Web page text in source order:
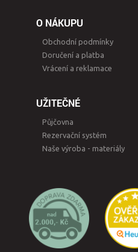
O NÁKUPU
Obchodní podmínky
Doručení a platba
Vrácení a reklamace
UŽITEČNÉ
Půjčovna
Rezervační systém
Naše výroba - materiály